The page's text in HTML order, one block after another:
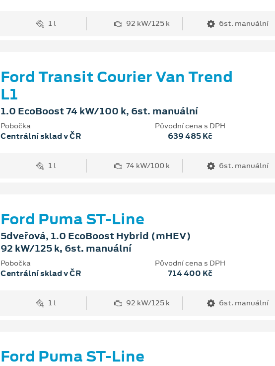
1 l 92 kW/125 k 6st. manuální
Ford Transit Courier Van Trend
L1
1.0 EcoBoost 74 kW/100 k, 6st. manuální
Pobočka
Centrální sklad v ČR
Původní cena s DPH
639 485 Kč
1 l 74 kW/100 k 6st. manuální
Ford Puma ST-Line
5dveřová, 1.0 EcoBoost Hybrid (mHEV)
92 kW/125 k, 6st. manuální
Pobočka
Centrální sklad v ČR
Původní cena s DPH
714 400 Kč
1 l 92 kW/125 k 6st. manuální
Ford Puma ST-Line